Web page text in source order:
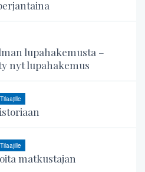
lupahakemusta –
nyt lupahakemus
matkustajan